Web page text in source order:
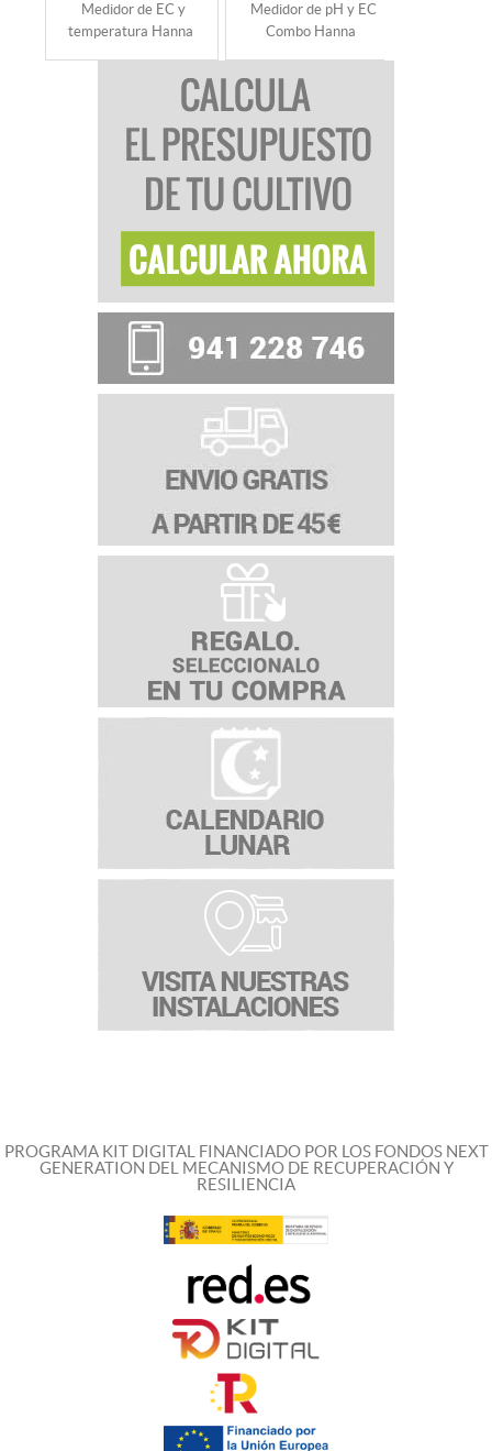
Medidor de EC y
temperatura Hanna
Medidor de pH y EC
Combo Hanna
PROGRAMA KIT DIGITAL FINANCIADO POR LOS FONDOS NEXT
GENERATION DEL MECANISMO DE RECUPERACIÓN Y
RESILIENCIA